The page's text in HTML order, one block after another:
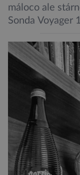
máloco ale
Sonda Voyager
„Bleděmodrou
ve vesmíru,
nesrozumitelné
se ale
povedlo krizi